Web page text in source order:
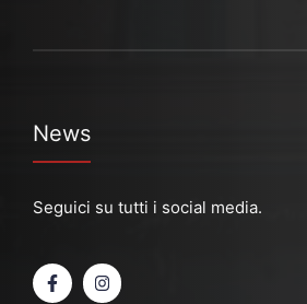
News
Seguici su tutti i social media.